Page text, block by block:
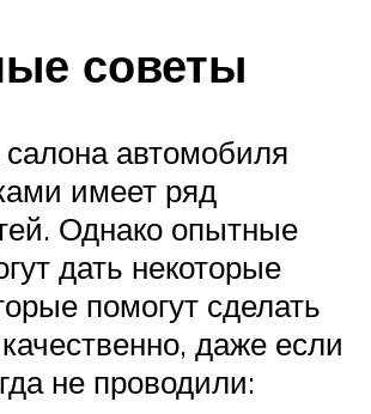
советы
автомобиля
имеет ряд
Однако опытные
дать некоторые
помогут сделать
даже если
не проводили: